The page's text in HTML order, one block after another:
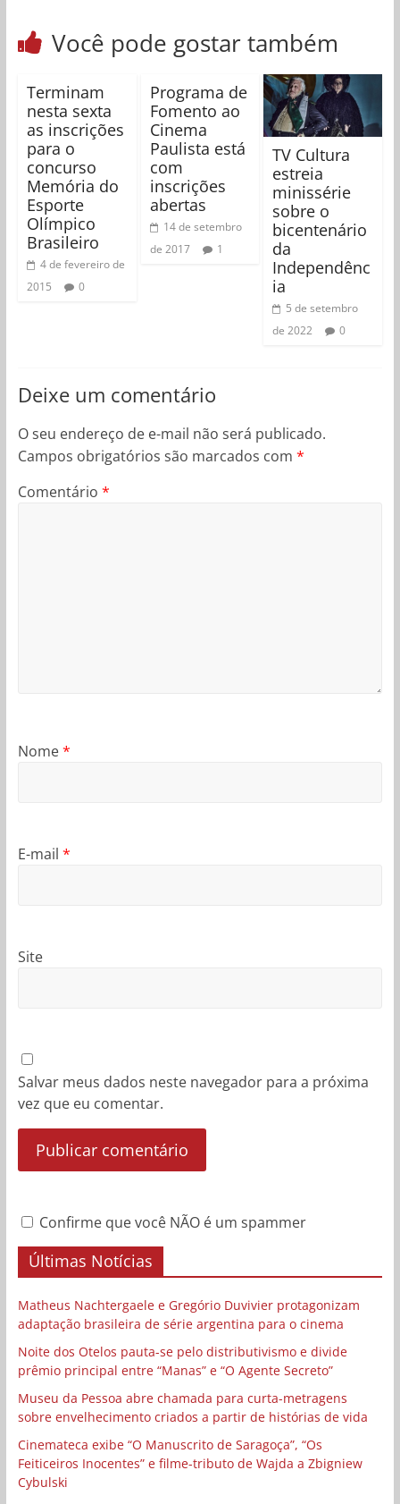
Você pode gostar também
Terminam
nesta sexta
as inscrições
para o
concurso
Memória do
Esporte
Olímpico
Brasileiro
4 de fevereiro de
2015
0
Programa de
Fomento ao
Cinema
Paulista está
com
inscrições
abertas
14 de setembro
de 2017
1
TV Cultura
estreia
minissérie
sobre o
bicentenário
da
Independênc
ia
5 de setembro
de 2022
0
Deixe um comentário
O seu endereço de e-mail não será publicado.
Campos obrigatórios são marcados com *
Comentário *
Nome*
E-mail *
Site
Salvar meus dados neste navegador para a próxima
vez que eu comentar.
Confirme que você NÃO é um spammer
Últimas Notícias
Matheus Nachtergaele e Gregório Duvivier protagonizam
adaptação brasileira de série argentina para o cinema
Noite dos Otelos pauta-se pelo distributivismo e divide
prêmio principal entre “Manas” e “O Agente Secreto”
Museu da Pessoa abre chamada para curta-metragens
sobre envelhecimento criados a partir de histórias de vida
Cinemateca exibe “O Manuscrito de Saragoça”, “Os
Feiticeiros Inocentes” e filme-tributo de Wajda a Zbigniew
Cybulski